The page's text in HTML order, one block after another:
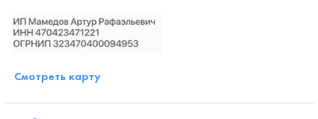
Смотреть карту